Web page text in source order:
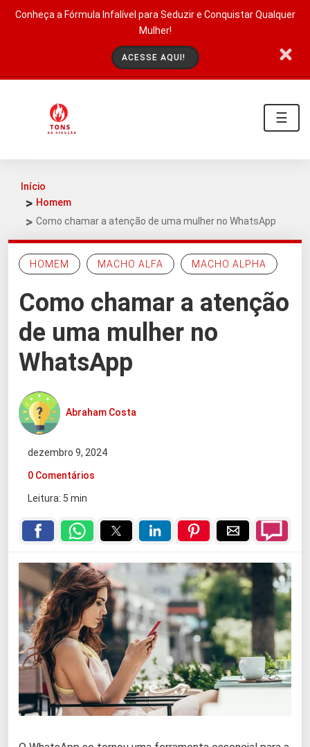
Conheça a Fórmula Infalível para Seduzir e Conquistar Qualquer
Mulher!
ACESSE AQUI!
☰
Início
Homem
Como chamar a atenção de uma mulher no WhatsApp
HOMEM MACHO ALFA MACHO ALPHA
Como chamar a atenção
de uma mulher no
WhatsApp
Abraham Costa
dezembro 9, 2024
0 Comentários
Leitura: 5 min